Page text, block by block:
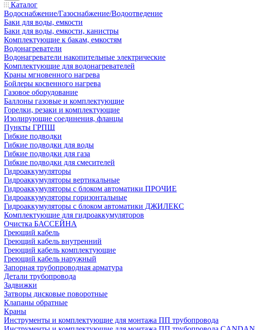
Каталог
Водоснабжение/Газоснабжение/Водоотведение
Баки для воды, емкости
Баки для воды, емкости, канистры
Комплектующие к бакам, емкостям
Водонагреватели
Водонагреватели накопительные электрические
Комплектующие для водонагревателей
Краны мгновенного нагрева
Бойлеры косвенного нагрева
Газовое оборудование
Баллоны газовые и комплектующие
Горелки, резаки и комплектующие
Изолирующие соединения, фланцы
Пункты ГРПШ
Гибкие подводки
Гибкие подводки для воды
Гибкие подводки для газа
Гибкие подводки для смесителей
Гидроаккумуляторы
Гидроаккумуляторы вертикальные
Гидроаккумуляторы с блоком автоматики ПРОЧИЕ
Гидроаккумуляторы горизонтальные
Гидроаккумуляторы с блоком автоматики ДЖИЛЕКС
Комплектующие для гидроаккумуляторов
Очистка БАССЕЙНА
Греющий кабель
Греющий кабель внутренний
Греющий кабель комплектующие
Греющий кабель наружный
Запорная трубопроводная арматура
Детали трубопровода
Задвижки
Затворы дисковые поворотные
Клапаны обратные
Краны
Инструменты и комплектующие для монтажа ПП трубопровода